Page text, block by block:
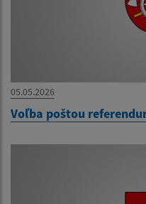
05.05.2026
Voľba poštou